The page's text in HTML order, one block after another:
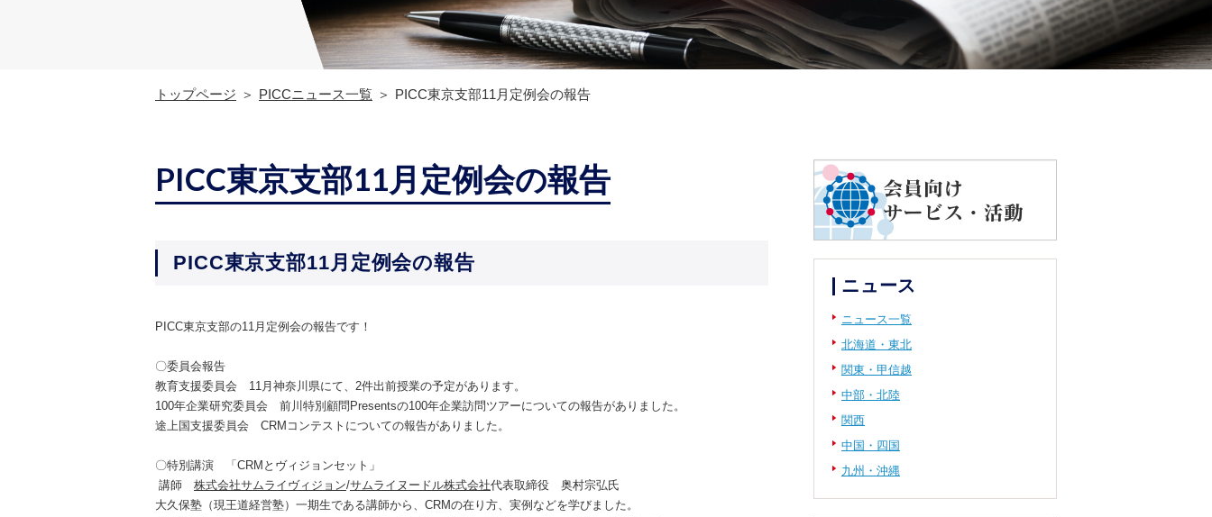
トップページ PICCニュース一覧 PICC東京支部11月定例会の報告
PICC東京支部11月定例会の報告
PICC東京支部11月定例会の報告
PICC東京支部の11月定例会の報告です！
〇委員会報告
教育支援委員会 11月神奈川県にて、2件出前授業の予定があります。
100年企業研究委員会 前川特別顧問Presentsの100年企業訪問ツアーについての報告がありました。
途上国支援委員会 CRMコンテストについての報告がありました。
〇特別講演 「CRMとヴィジョンセット」
講師 株式会社サムライヴィジョン/サムライヌードル株式会社代表取締役 奥村宗弘氏
大久保塾（現王道経営塾）一期生である講師から、CRMの在り方、実例などを学びました。
ニュース
ニュース一覧
北海道・東北
関東・甲信越
中部・北陸
関西
中国・四国
九州・沖縄